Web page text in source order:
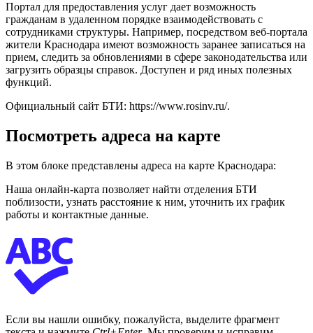
Портал для предоставления услуг дает возможность
гражданам в удаленном порядке взаимодействовать с
сотрудниками структуры. Например, посредством веб-портала
жители Краснодара имеют возможность заранее записаться на
прием, следить за обновлениями в сфере законодательства или
загрузить образцы справок. Доступен и ряд иных полезных
функций.
Официальный сайт БТИ: https://www.rosinv.ru/.
Посмотреть адреса на карте
В этом блоке представлены адреса на карте Краснодара:
Наша онлайн-карта позволяет найти отделения БТИ
поблизости, узнать расстояние к ним, уточнить их график
работы и контактные данные.
Если вы нашли ошибку, пожалуйста, выделите фрагмент